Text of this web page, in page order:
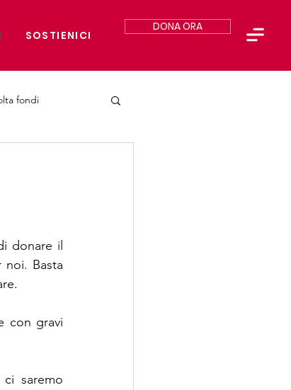
SOSTIENICI
DONA ORA
fondi
donare il
noi. Basta
con gravi
saremo